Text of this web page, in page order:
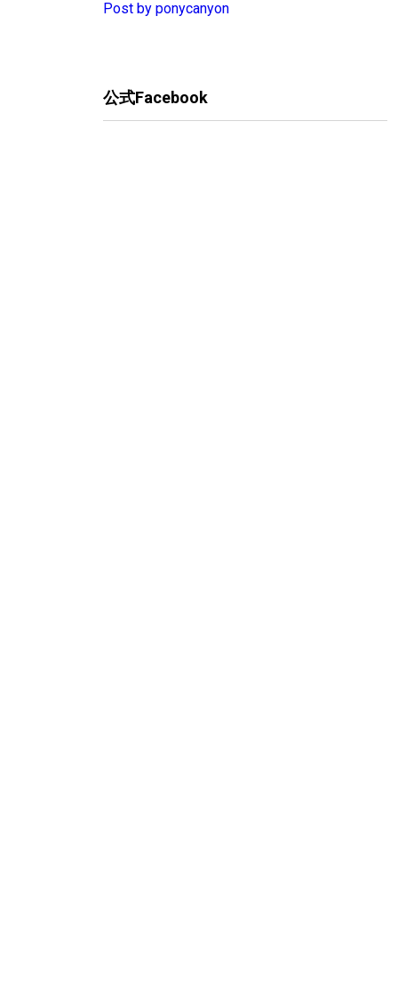
Post by ponycanyon
公式Facebook